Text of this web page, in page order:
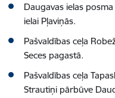
Daugavas ielas
ielai Pļaviņās.
Pašvaldības ceļa
Seces pagastā.
Pašvaldības ceļa
Strautiņi pārbūve